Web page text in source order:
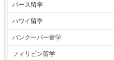
パース留学
ハワイ留学
バンクーバー留学
フィリピン留学